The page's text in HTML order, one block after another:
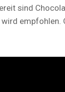
sind